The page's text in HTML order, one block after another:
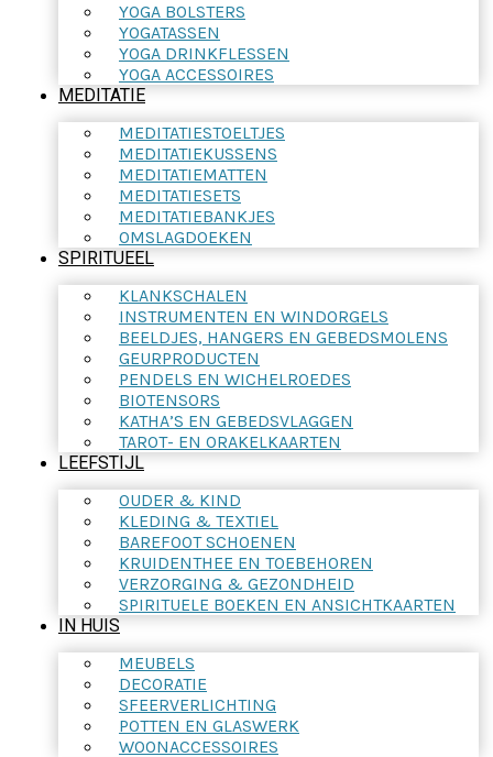
YOGA BOLSTERS
YOGATASSEN
YOGA DRINKFLESSEN
YOGA ACCESSOIRES
MEDITATIE
MEDITATIESTOELTJES
MEDITATIEKUSSENS
MEDITATIEMATTEN
MEDITATIESETS
MEDITATIEBANKJES
OMSLAGDOEKEN
SPIRITUEEL
KLANKSCHALEN
INSTRUMENTEN EN WINDORGELS
BEELDJES, HANGERS EN GEBEDSMOLENS
GEURPRODUCTEN
PENDELS EN WICHELROEDES
BIOTENSORS
KATHA’S EN GEBEDSVLAGGEN
TAROT- EN ORAKELKAARTEN
LEEFSTIJL
OUDER & KIND
KLEDING & TEXTIEL
BAREFOOT SCHOENEN
KRUIDENTHEE EN TOEBEHOREN
VERZORGING & GEZONDHEID
SPIRITUELE BOEKEN EN ANSICHTKAARTEN
IN HUIS
MEUBELS
DECORATIE
SFEERVERLICHTING
POTTEN EN GLASWERK
WOONACCESSOIRES